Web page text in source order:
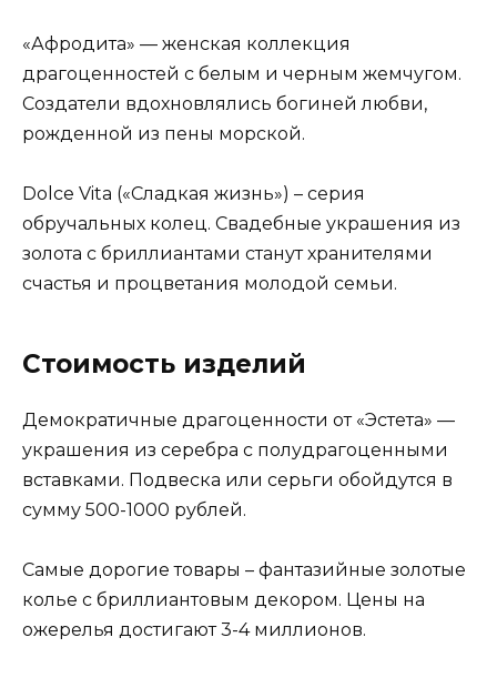
«Афродита» — женская коллекция
драгоценностей с белым и черным жемчугом.
Создатели вдохновлялись богиней любви,
рожденной из пены морской.
Dolce Vita («Сладкая жизнь») – серия
обручальных колец. Свадебные украшения из
золота с бриллиантами станут хранителями
счастья и процветания молодой семьи.
Стоимость изделий
Демократичные драгоценности от «Эстета» —
украшения из серебра с полудрагоценными
вставками. Подвеска или серьги обойдутся в
сумму 500-1000 рублей.
Самые дорогие товары – фантазийные золотые
колье с бриллиантовым декором. Цены на
ожерелья достигают 3-4 миллионов.